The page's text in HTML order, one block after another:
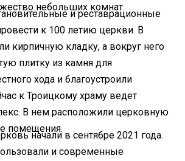
небольших комнат.
и реставрационные
к 100 летию церкви. В
кирпичную кладку, а вокруг него
плитку из камня для
хода и благоустроили
к Троицкому храму ведет
В нем расположили церковную
помещения.
начали в сентябре 2021 года.
и современные